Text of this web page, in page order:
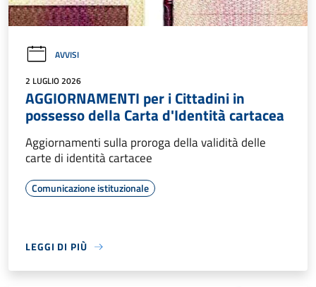
AVVISI
2 LUGLIO 2026
AGGIORNAMENTI per i Cittadini in
possesso della Carta d'Identità cartacea
Aggiornamenti sulla proroga della validità delle
carte di identità cartacee
Comunicazione istituzionale
LEGGI DI PIÙ